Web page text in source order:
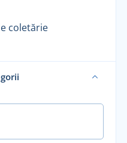
coletărie